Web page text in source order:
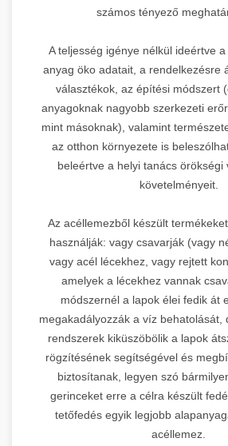
számos tényező
A teljesség igénye nélkül ideértve
anyag öko adatait, a rendelkezésre
választékok, az építési módszert
anyagoknak nagyobb szerkezeti
mint másoknak), valamint
az otthon környezete is
beleértve a helyi tanács örökségi
követelményeit.
Az acéllemezből készült
használják: vagy csavarják (vagy
vagy acél lécekhez, vagy rejtett
amelyek a lécekhez vannak
módszernél a lapok élei fedik át
megakadályozzák a víz behatolását,
rendszerek kiküszöbölik a lapok
rögzítésének segítségével és
biztosítanak, legyen szó
gerinceket erre a célra készült
tetőfedés egyik legjobb
acéllemez.